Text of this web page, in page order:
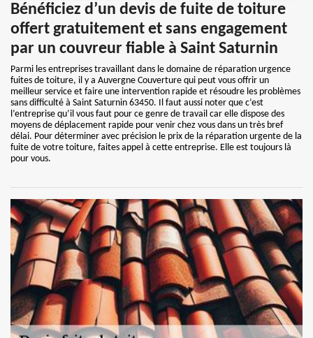
Bénéficiez d’un devis de fuite de toiture
offert gratuitement et sans engagement
par un couvreur fiable à Saint Saturnin
Parmi les entreprises travaillant dans le domaine de réparation urgence
fuites de toiture, il y a Auvergne Couverture qui peut vous offrir un
meilleur service et faire une intervention rapide et résoudre les problèmes
sans difficulté à Saint Saturnin 63450. Il faut aussi noter que c’est
l’entreprise qu’il vous faut pour ce genre de travail car elle dispose des
moyens de déplacement rapide pour venir chez vous dans un très bref
délai. Pour déterminer avec précision le prix de la réparation urgente de la
fuite de votre toiture, faites appel à cette entreprise. Elle est toujours là
pour vous.